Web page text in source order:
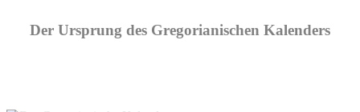
Der Ursprung des Gregorianischen Kalenders